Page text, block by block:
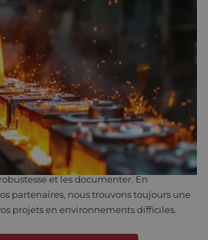
PARTENAIRE ROBUSTE.
de matériaux, de revêtements,
aux chocs et de maintenance
vie des composants et les
Eltrex Motion vous accompagne
dans ce domaine. Forts de notre longue
qu’il ne faut pas seulement considérer
mais bien la robustesse de la
Center, nous pouvons assembler et
mais aussi les tester en
et les documenter. En
partenaires, nous trouvons toujours une
projets en environnements difficiles.